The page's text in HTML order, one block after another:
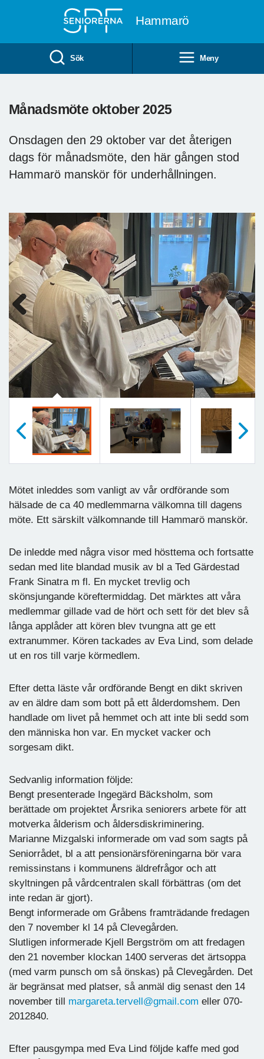
Hammarö
Sök Meny
Månadsmöte oktober 2025
Onsdagen den 29 oktober var det återigen
dags för månadsmöte, den här gången stod
Hammarö manskör för underhållningen.
Previous Next
Mötet inleddes som vanligt av vår ordförande som
hälsade de ca 40 medlemmarna välkomna till dagens
möte. Ett särskilt välkomnande till Hammarö manskör.
De inledde med några visor med hösttema och fortsatte
sedan med lite blandad musik av bl a Ted Gärdestad
Frank Sinatra m fl. En mycket trevlig och
skönsjungande köreftermiddag. Det märktes att våra
medlemmar gillade vad de hört och sett för det blev så
långa applåder att kören blev tvungna att ge ett
extranummer. Kören tackades av Eva Lind, som delade
ut en ros till varje körmedlem.
Efter detta läste vår ordförande Bengt en dikt skriven
av en äldre dam som bott på ett ålderdomshem. Den
handlade om livet på hemmet och att inte bli sedd som
den människa hon var. En mycket vacker och
sorgesam dikt.
Sedvanlig information följde:
Bengt presenterade Ingegärd Bäcksholm, som
berättade om projektet Årsrika seniorers arbete för att
motverka ålderism och åldersdiskriminering.
Marianne Mizgalski informerade om vad som sagts på
Seniorrådet, bl a att pensionärsföreningarna bör vara
remissinstans i kommunens äldrefrågor och att
skyltningen på vårdcentralen skall förbättras (om det
inte redan är gjort).
Bengt informerade om Gråbens framträdande fredagen
den 7 november kl 14 på Clevegården.
Slutligen informerade Kjell Bergström om att fredagen
den 21 november klockan 1400 serveras det ärtsoppa
(med varm punsch om så önskas) på Clevegården. Det
är begränsat med platser, så anmäl dig senast den 14
november till margareta.tervell@gmail.com eller 070-
2012840.
Efter pausgympa med Eva Lind följde kaffe med god